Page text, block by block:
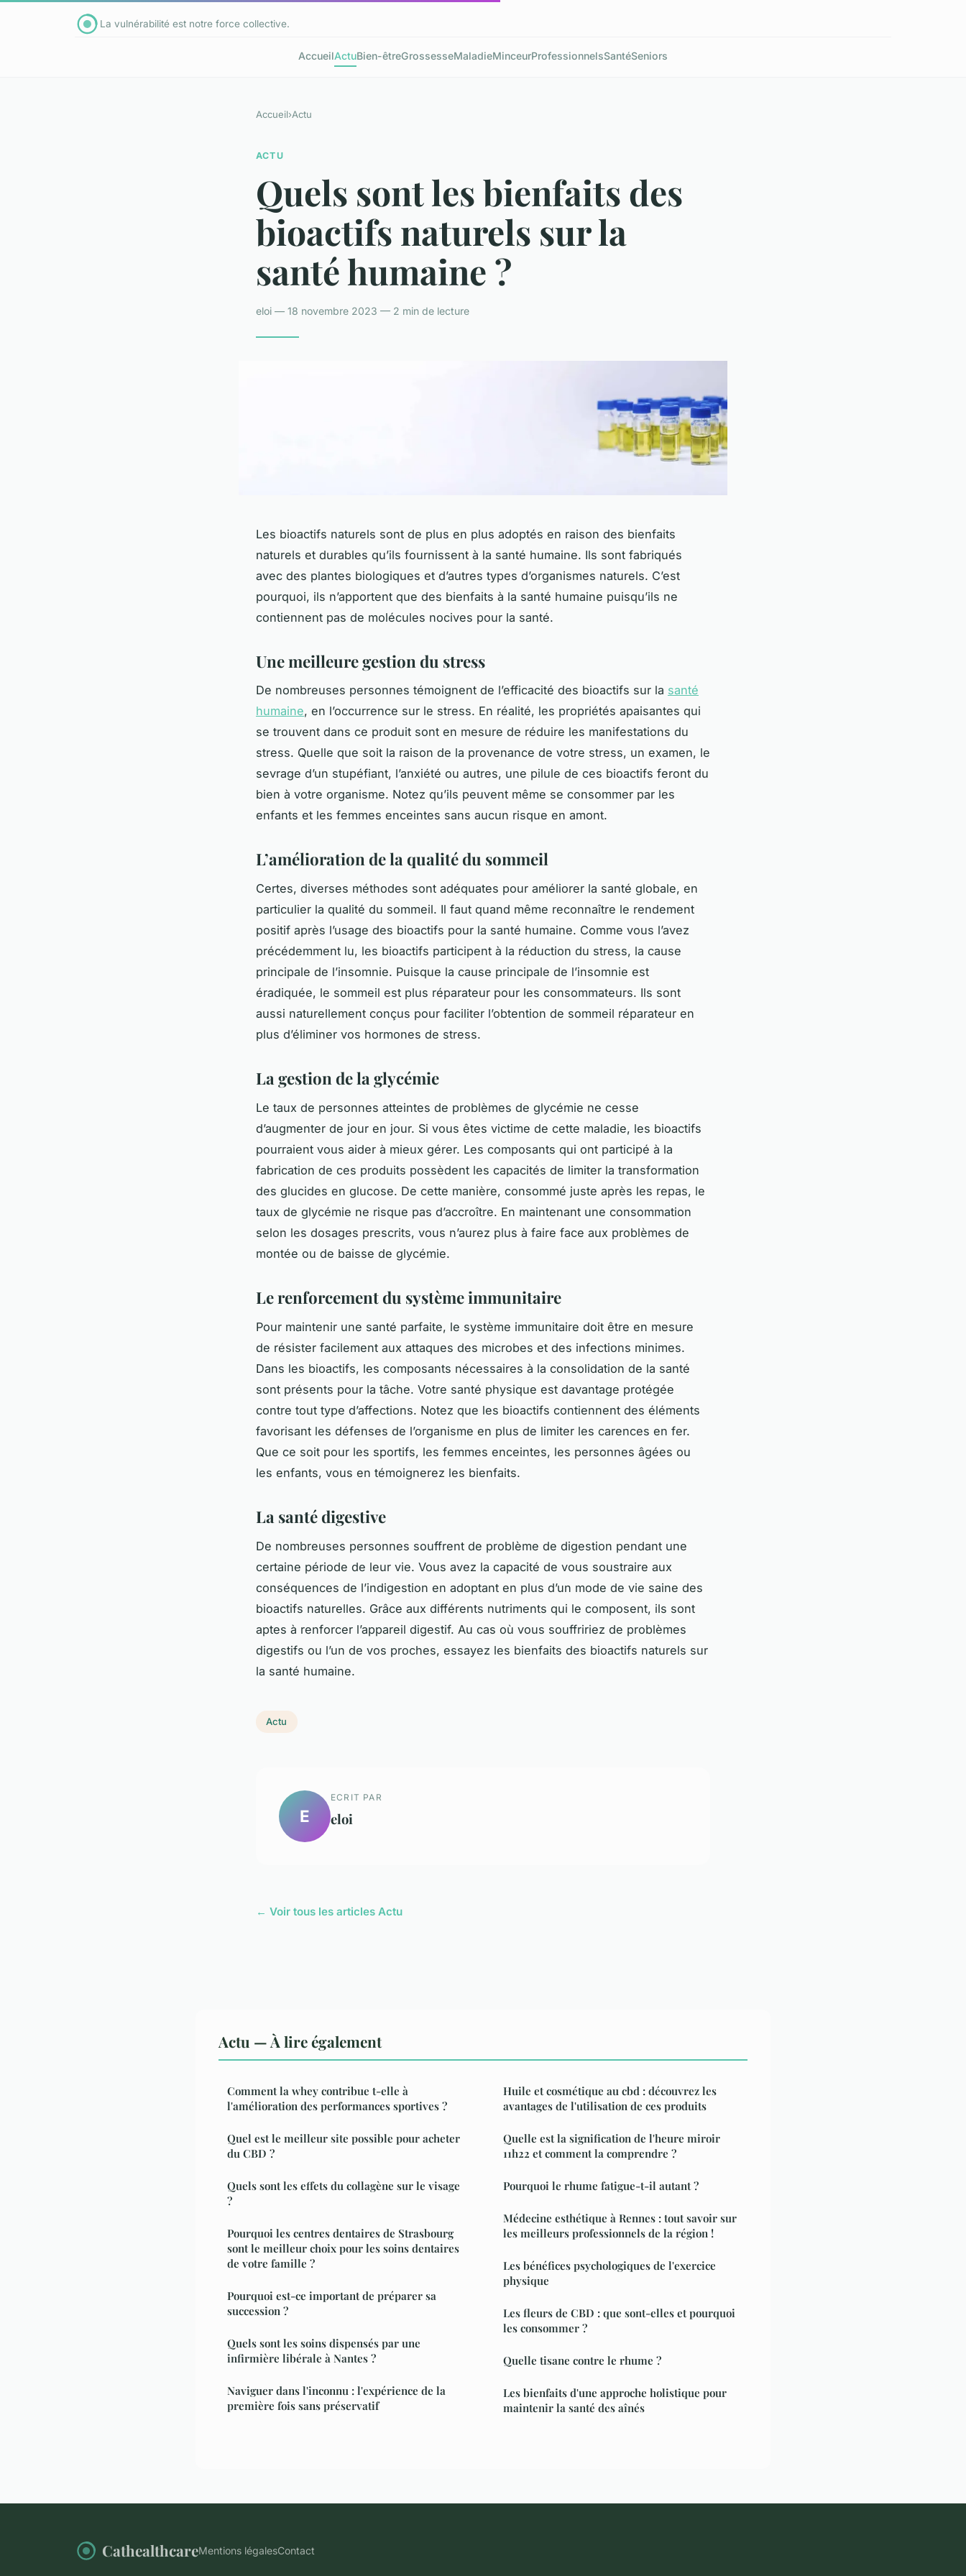
La vulnérabilité est notre force collective.
AccueilActuBien-êtreGrossesseMaladieMinceurProfessionnelsSantéSeniors
Accueil›Actu
ACTU
Quels sont les bienfaits des
bioactifs naturels sur la
santé humaine ?
eloi — 18 novembre 2023 — 2 min de lecture
Les bioactifs naturels sont de plus en plus adoptés en raison des bienfaits
naturels et durables qu’ils fournissent à la santé humaine. Ils sont fabriqués
avec des plantes biologiques et d’autres types d’organismes naturels. C’est
pourquoi, ils n’apportent que des bienfaits à la santé humaine puisqu’ils ne
contiennent pas de molécules nocives pour la santé.
Une meilleure gestion du stress
De nombreuses personnes témoignent de l’efficacité des bioactifs sur la santé
humaine, en l’occurrence sur le stress. En réalité, les propriétés apaisantes qui
se trouvent dans ce produit sont en mesure de réduire les manifestations du
stress. Quelle que soit la raison de la provenance de votre stress, un examen, le
sevrage d’un stupéfiant, l’anxiété ou autres, une pilule de ces bioactifs feront du
bien à votre organisme. Notez qu’ils peuvent même se consommer par les
enfants et les femmes enceintes sans aucun risque en amont.
L’amélioration de la qualité du sommeil
Certes, diverses méthodes sont adéquates pour améliorer la santé globale, en
particulier la qualité du sommeil. Il faut quand même reconnaître le rendement
positif après l’usage des bioactifs pour la santé humaine. Comme vous l’avez
précédemment lu, les bioactifs participent à la réduction du stress, la cause
principale de l’insomnie. Puisque la cause principale de l’insomnie est
éradiquée, le sommeil est plus réparateur pour les consommateurs. Ils sont
aussi naturellement conçus pour faciliter l’obtention de sommeil réparateur en
plus d’éliminer vos hormones de stress.
La gestion de la glycémie
Le taux de personnes atteintes de problèmes de glycémie ne cesse
d’augmenter de jour en jour. Si vous êtes victime de cette maladie, les bioactifs
pourraient vous aider à mieux gérer. Les composants qui ont participé à la
fabrication de ces produits possèdent les capacités de limiter la transformation
des glucides en glucose. De cette manière, consommé juste après les repas, le
taux de glycémie ne risque pas d’accroître. En maintenant une consommation
selon les dosages prescrits, vous n’aurez plus à faire face aux problèmes de
montée ou de baisse de glycémie.
Le renforcement du système immunitaire
Pour maintenir une santé parfaite, le système immunitaire doit être en mesure
de résister facilement aux attaques des microbes et des infections minimes.
Dans les bioactifs, les composants nécessaires à la consolidation de la santé
sont présents pour la tâche. Votre santé physique est davantage protégée
contre tout type d’affections. Notez que les bioactifs contiennent des éléments
favorisant les défenses de l’organisme en plus de limiter les carences en fer.
Que ce soit pour les sportifs, les femmes enceintes, les personnes âgées ou
les enfants, vous en témoignerez les bienfaits.
La santé digestive
De nombreuses personnes souffrent de problème de digestion pendant une
certaine période de leur vie. Vous avez la capacité de vous soustraire aux
conséquences de l’indigestion en adoptant en plus d’un mode de vie saine des
bioactifs naturelles. Grâce aux différents nutriments qui le composent, ils sont
aptes à renforcer l’appareil digestif. Au cas où vous souffririez de problèmes
digestifs ou l’un de vos proches, essayez les bienfaits des bioactifs naturels sur
la santé humaine.
Actu
E
ECRIT PAR
eloi
← Voir tous les articles Actu
Actu — À lire également
Comment la whey contribue t-elle à
l'amélioration des performances sportives ?
Quel est le meilleur site possible pour acheter
du CBD ?
Quels sont les effets du collagène sur le visage
?
Pourquoi les centres dentaires de Strasbourg
sont le meilleur choix pour les soins dentaires
de votre famille ?
Pourquoi est-ce important de préparer sa
succession ?
Quels sont les soins dispensés par une
infirmière libérale à Nantes ?
Naviguer dans l'inconnu : l'expérience de la
première fois sans préservatif
Huile et cosmétique au cbd : découvrez les
avantages de l'utilisation de ces produits
Quelle est la signification de l'heure miroir
11h22 et comment la comprendre ?
Pourquoi le rhume fatigue-t-il autant ?
Médecine esthétique à Rennes : tout savoir sur
les meilleurs professionnels de la région !
Les bénéfices psychologiques de l'exercice
physique
Les fleurs de CBD : que sont-elles et pourquoi
les consommer ?
Quelle tisane contre le rhume ?
Les bienfaits d'une approche holistique pour
maintenir la santé des aînés
CathealthcareMentions légalesContact